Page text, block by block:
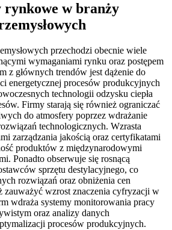
rynkowe w branży
przechodzi obecnie wiele
wymaganiami rynku oraz postępem
z głównych trendów jest dążenie do
energetycznej procesów produkcyjnych
technologii odzysku ciepła
Firmy starają się również ograniczać
do atmosfery poprzez wdrażanie
technologicznych. Wzrasta
zarządzania jakością oraz certyfikatami
produktów z międzynarodowymi
Ponadto obserwuje się rosnącą
sprzętu destylacyjnego, co
rozwiązań oraz obniżenia cen
zauważyć wzrost znaczenia cyfryzacji w
wdraża systemy monitorowania pracy
oraz analizy danych
procesów produkcyjnych.